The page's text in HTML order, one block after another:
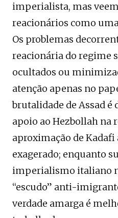
imperialista, mas
reacionários como
Os problemas
reacionária do regime
ocultados ou
atenção apenas no
brutalidade de Assad é
apoio ao Hezbollah na
aproximação de Kadafi
exagerado; enquanto
imperialismo italiano
“escudo” anti-
verdade amarga é